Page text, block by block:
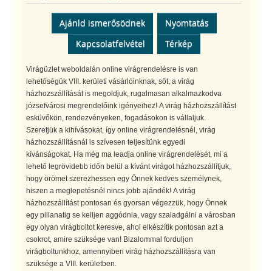
Ajánld ismerősödnek
Nyomtatás
Kapcsolatfelvétel
Térkép
Virágüzlet weboldalán online virágrendelésre is van
lehetőségük VIII. kerületi vásárlóinknak, sőt, a virág
házhozszállítását is megoldjuk, rugalmasan alkalmazkodva
józsefvárosi megrendelőink igényeihez! A virág házhozszállítást
esküvőkön, rendezvényeken, fogadásokon is vállaljuk.
Szeretjük a kihívásokat, így online virágrendelésnél, virág
házhozszállításnál is szívesen teljesítünk egyedi
kívánságokat. Ha még ma leadja online virágrendelését, mi a
lehető legrövidebb időn belül a kívánt virágot házhozszállítjuk,
hogy örömet szerezhessen egy Önnek kedves személynek,
hiszen a meglepetésnél nincs jobb ajándék! A virág
házhozszállítást pontosan és gyorsan végezzük, hogy Önnek
egy pillanatig se kelljen aggódnia, vagy szaladgálni a városban
egy olyan virágboltot keresve, ahol elkészítik pontosan azt a
csokrot, amire szüksége van! Bizalommal forduljon
virágboltunkhoz, amennyiben virág házhozszállításra van
szüksége a VIII. kerületben.